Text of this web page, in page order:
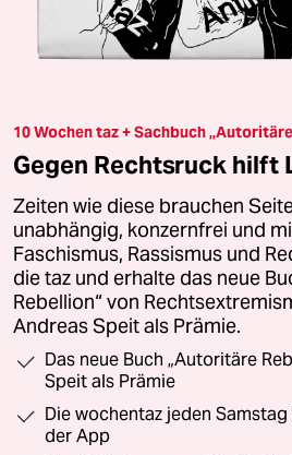
10 Wochen taz + Sachbuch
Gegen Rechtsruck hilft
Zeiten wie diese brauchen
unabhängig, konzernfrei und
Faschismus, Rassismus und
die taz und erhalte das neue
Rebellion“ von
Andreas Speit als Prämie.
Das neue Buch „Autoritäre
Speit als Prämie
Die wochentaz jeden
der App